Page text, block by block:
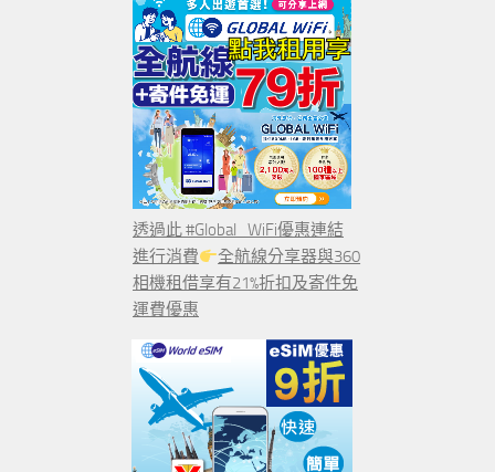
透過此 #Global_WiFi優惠連結
進行消費
全航線分享器與360
相機租借享有21%折扣及寄件免
運費優惠